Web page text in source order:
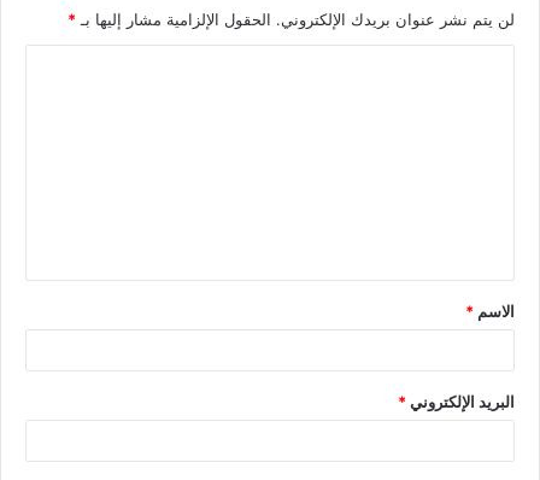
لن يتم نشر عنوان بريدك الإلكتروني. الحقول الإلزامية مشار إليها بـ *
الاسم *
البريد الإلكتروني*